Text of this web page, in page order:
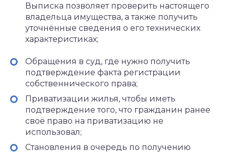
Выписка позволяет проверить настоящего
владельца имущества, а также получить
уточнённые сведения о его технических
характеристиках;
Обращения в суд, где нужно получить
подтверждение факта регистрации
собственнического права;
Приватизации жилья, чтобы иметь
подтверждение того, что гражданин ранее
своё право на приватизацию не
использовал;
Становления в очередь по получению